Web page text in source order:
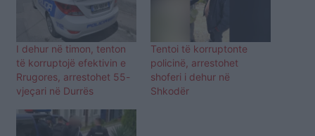
I dehur në timon, tenton
të korruptojë efektivin e
Rrugores, arrestohet 55-
vjeçari në Durrës
Tentoi të korruptonte
policinë, arrestohet
shoferi i dehur në
Shkodër